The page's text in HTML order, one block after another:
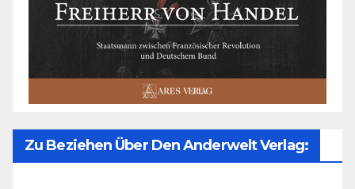
Zu Beziehen Über Den Anderwelt Verlag: